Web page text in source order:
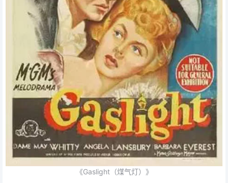
《Gaslight（煤气灯）》